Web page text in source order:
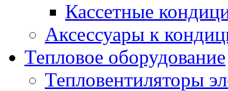
Кассетные
Аксессуары к
Тепловое оборудование
Тепловентиляторы